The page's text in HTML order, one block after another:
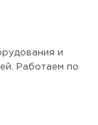
и
Работаем по